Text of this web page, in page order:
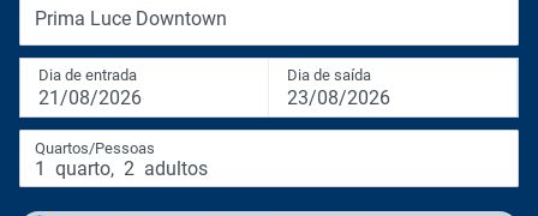
Prima Luce Downtown
Dia de entrada
21/08/2026
Dia de saída
23/08/2026
Quartos/Pessoas
1 quarto, 2 adultos